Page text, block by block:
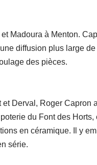
Madoura à Menton.
diffusion plus large
des pièces.
Derval, Roger Capron
du Font des
en céramique. Il y
série.